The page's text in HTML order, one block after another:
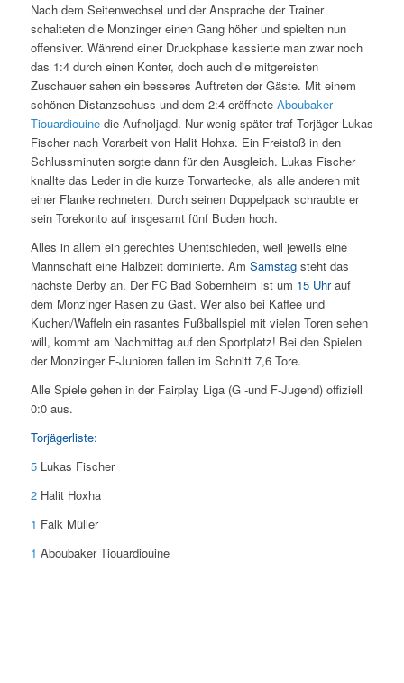
Nach dem Seitenwechsel und der Ansprache der Trainer
schalteten die Monzinger einen Gang höher und spielten nun
offensiver. Während einer Druckphase kassierte man zwar noch
das 1:4 durch einen Konter, doch auch die mitgereisten
Zuschauer sahen ein besseres Auftreten der Gäste. Mit einem
schönen Distanzschuss und dem 2:4 eröffnete Aboubaker
Tiouardiouinedie Aufholjagd. Nur wenig später traf Torjäger Lukas
Fischer nach Vorarbeit von Halit Hohxa. Ein Freistoß in den
Schlussminuten sorgte dann für den Ausgleich. Lukas Fischer
knallte das Leder in die kurze Torwartecke, als alle anderen mit
einer Flanke rechneten. Durch seinen Doppelpack schraubte er
sein Torekonto auf insgesamt fünf Buden hoch.
Alles in allem ein gerechtes Unentschieden, weil jeweils eine
Mannschaft eine Halbzeit dominierte. Am Samstagsteht das
nächste Derby an. Der FC Bad Sobernheim ist um 15 Uhrauf
dem Monzinger Rasen zu Gast. Wer also bei Kaffee und
Kuchen/Waffeln ein rasantes Fußballspiel mit vielen Toren sehen
will, kommt am Nachmittag auf den Sportplatz! Bei den Spielen
der Monzinger F-Junioren fallen im Schnitt 7,6 Tore.
Alle Spiele gehen in der Fairplay Liga (G -und F-Jugend) offiziell
0:0 aus.
Torjägerliste:
5 Lukas Fischer
2Halit Hoxha
1 Falk Müller
1 Aboubaker Tiouardiouine